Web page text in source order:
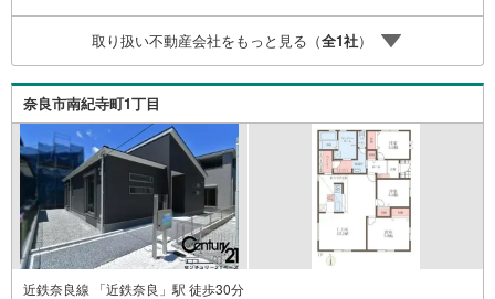
3.たくさんの銀行と繋がりがあるため、最も低金利になる
ように審査が可能！弊社は専門家同士が連携をとっている
ため、より多くの知見がございます。お気軽にお問合せく
ださい！
取り扱い不動産会社をもっと見る（全1社）
奈良市南紀寺町1丁目
近鉄奈良線 「近鉄奈良」駅 徒歩30分